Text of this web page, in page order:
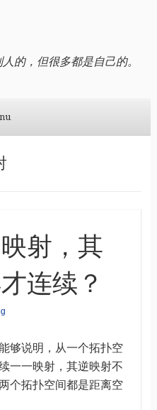
的，但很多都是自己的。
射，其
连续？
够说明，从一个拓扑空
一一映射，其逆映射不
个拓扑空间都是距离空